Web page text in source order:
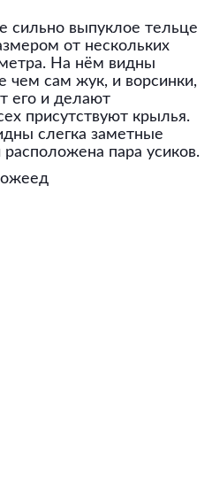
сильно выпуклое тельце
от нескольких
На нём видны
чем сам жук, и ворсинки,
его и делают
присутствуют крылья.
слегка заметные
пара усиков.